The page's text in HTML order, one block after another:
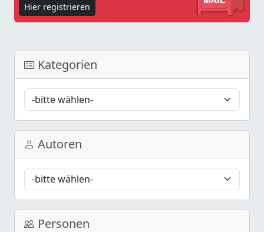
Hier registrieren
Kategorien
Autoren
Personen